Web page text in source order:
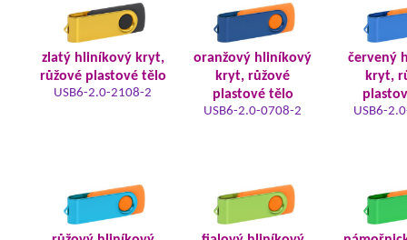
zlatý hliníkový kryt,
růžové plastové tělo
USB6-2.0-2108-2
oranžový hliníkový
kryt, růžové
plastové tělo
USB6-2.0-0708-2
červený
kryt,
USB6-